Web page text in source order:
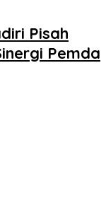
Pisah
Pemda